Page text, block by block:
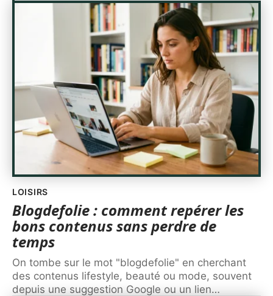
LOISIRS
Blogdefolie : comment repérer les
bons contenus sans perdre de
temps
On tombe sur le mot "blogdefolie" en cherchant
des contenus lifestyle, beauté ou mode, souvent
depuis une suggestion Google ou un lien…